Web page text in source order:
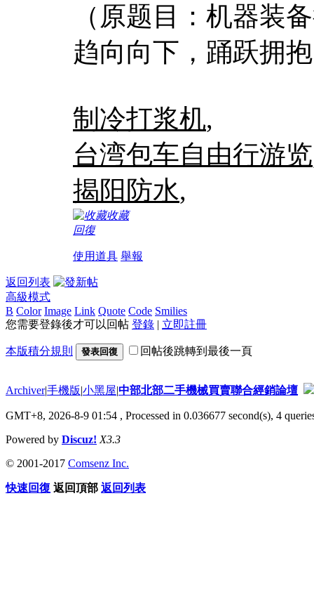
（原题目：机器装
趋向向下，踊跃拥
制冷打浆机,
台湾包车自由行游览
揭阳防水,
收藏
回復
使用道具 舉報
返回列表
高級模式
B Color Image Link Quote Code Smilies
您需要登錄後才可以回帖 登錄 | 立即註冊
本版積分規則 發表回復 回帖後跳轉到最後一頁
Archiver|手機版|小黑屋|中部北部二手機械買賣聯合經銷論壇
GMT+8, 2026-8-9 01:54 , Processed in 0.036677 second(s), 4
Powered by Discuz! X3.3
© 2001-2017 Comsenz Inc.
快速回復 返回頂部 返回列表